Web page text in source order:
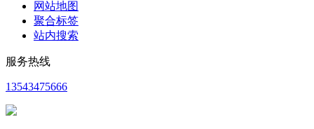
网站地图
聚合标签
站内搜索
服务热线
13543475666